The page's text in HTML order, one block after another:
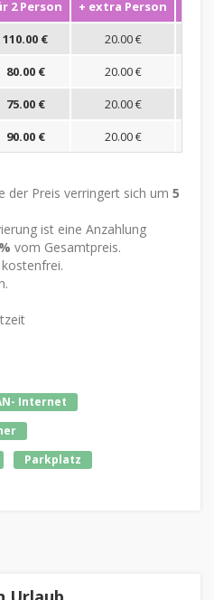
2 Person + extra Person
110.00 €
20.00 €
80.00 €
20.00 €
75.00 €
20.00 €
90.00 € 20.00 €
der Preis verringert sich um 5
ist eine Anzahlung
vom Gesamtpreis.
Internet
Parkplatz